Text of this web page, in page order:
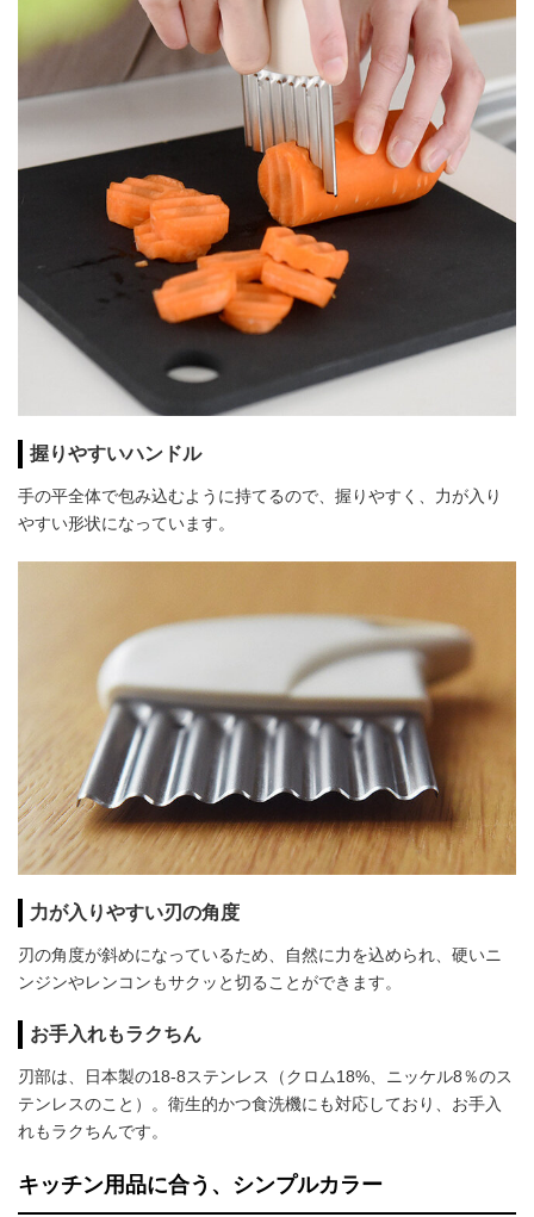
握りやすいハンドル
手の平全体で包み込むように持てるので、握りやすく、力が入り
やすい形状になっています。
力が入りやすい刃の角度
刃の角度が斜めになっているため、自然に力を込められ、硬いニ
ンジンやレンコンもサクッと切ることができます。
お手入れもラクちん
刃部は、日本製の18-8ステンレス（クロム18%、ニッケル8％のス
テンレスのこと）。衛生的かつ食洗機にも対応しており、お手入
れもラクちんです。
キッチン用品に合う、シンプルカラー